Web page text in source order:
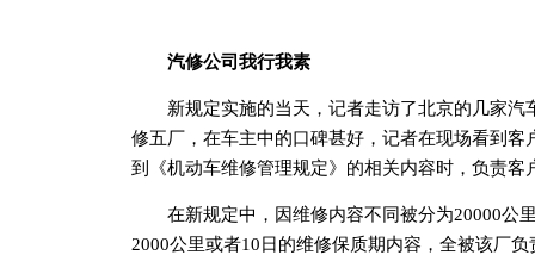
汽修公司我行我素
新规定实施的当天，记者走访了北京的几家汽
修五厂，在车主中的口碑甚好，记者在现场看到
到《机动车维修管理规定》的相关内容时，负责客
在新规定中，因维修内容不同被分为20000公里
2000公里或者10日的维修保质期内容，全被该厂